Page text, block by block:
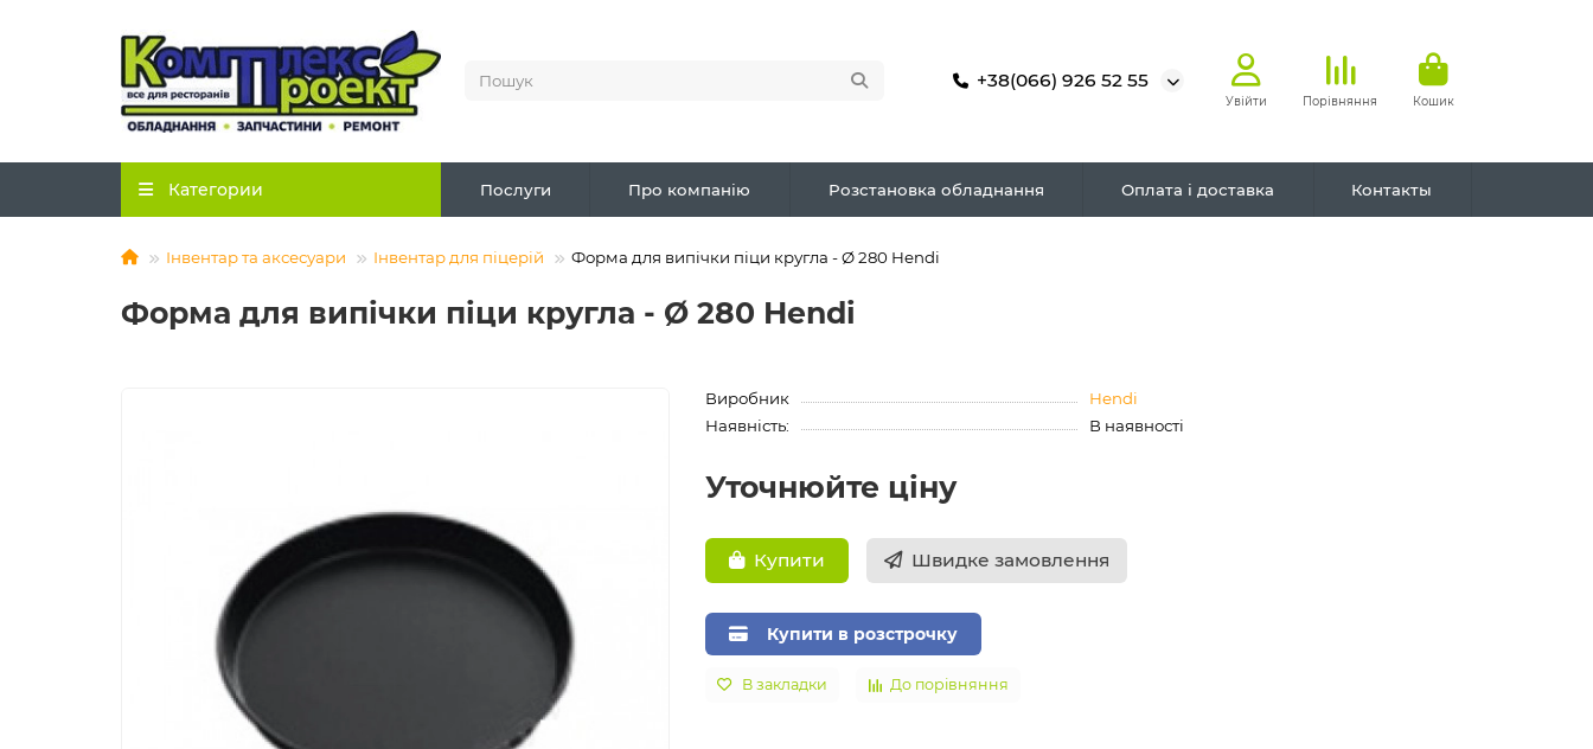
+38(066) 926 52 55
Увійти Порівняння Кошик
Категории Послуги Про компанію Розстановка обладнання Оплата і доставка Контакты
Інвентар та аксесуари Інвентар для піцерій Форма для випічки піци кругла - Ø 280 Hendi
Форма для випічки піци кругла - Ø 280 Hendi
Виробник
Hendi
Наявність:
В наявності
Уточнюйте ціну
Купити Швидке замовлення
Купити в розстрочку
В закладки До порівняння